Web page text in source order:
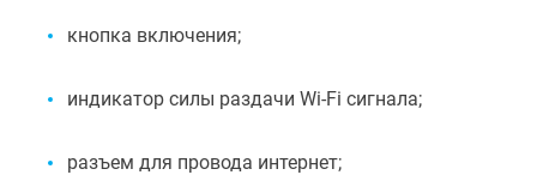
кнопка включения;
индикатор силы раздачи Wi-Fi сигнала;
разъем для провода интернет;